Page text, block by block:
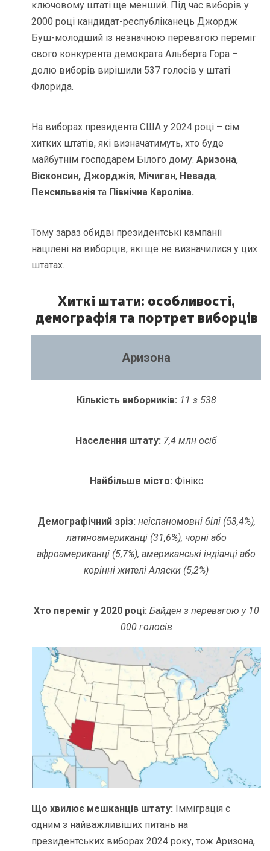
ключовому штаті ще менший. Під час виборів у
2000 році кандидат-республіканець Джордж
Буш-молодший із незначною перевагою переміг
свого конкурента демократа Альберта Гора –
долю виборів вирішили 537 голосів у штаті
Флорида.
На виборах президента США у 2024 році – сім
хитких штатів, які визначатимуть, хто буде
майбутнім господарем Білого дому:Аризона,
Вісконсин, Джорджія, Мічиган, Невада,
Пенсильванія та Північна Кароліна.
Тому зараз обидві президентські кампанії
націлені на виборців, які ще не визначилися у цих
штатах.
Хиткі штати: особливості,
демографія та портрет виборців
Аризона
Кількість виборників: 11 з 538
Населення штату: 7,4 млн осіб
Найбільше місто: Фінікс
Демографічний зріз: неіспаномовні білі (53,4%),
латиноамериканці (31,6%), чорні або
афроамериканці (5,7%), американські індіанці або
корінні жителі Аляски (5,2%)
Хто переміг у 2020 році: Байден з перевагою у 10
000 голосів
Що хвилює мешканців штату: Імміграція є
одним з найважливіших питань на
президентських виборах 2024 року, тож Аризона,